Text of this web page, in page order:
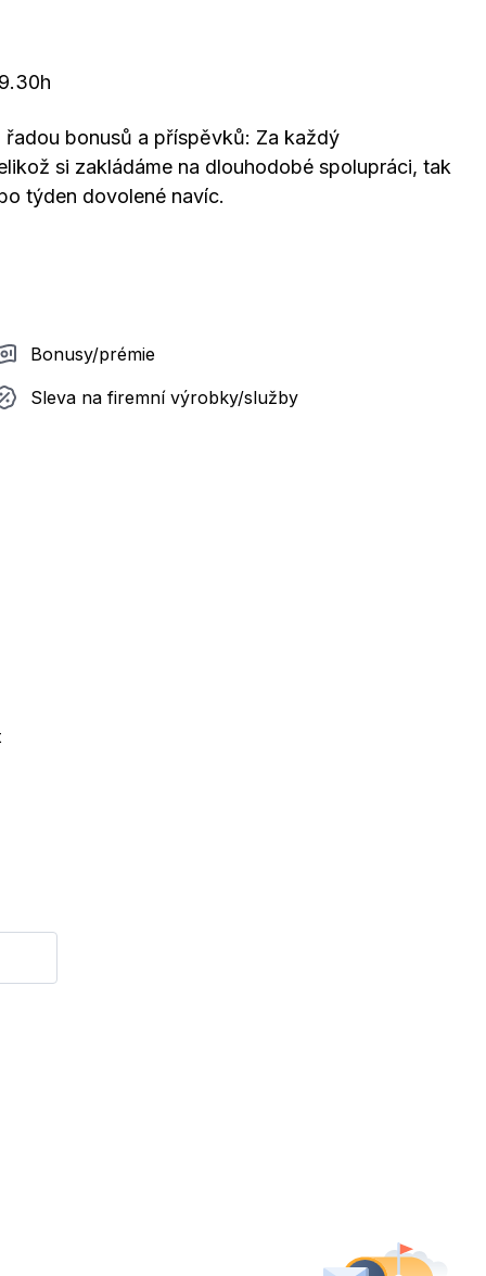
bonusů a příspěvků: Za každý
si zakládáme na dlouhodobé spolupráci, tak
týden dovolené navíc.
Bonusy/prémie
Sleva na firemní výrobky/služby